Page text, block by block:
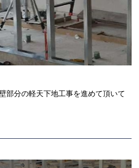
部分の軽天下地工事を進めて頂いて